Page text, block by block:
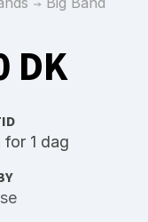
DK
for 1 dag